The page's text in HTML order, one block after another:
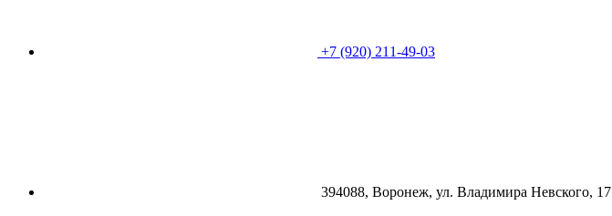
+7 (920) 211-49-03
394088, Воронеж, ул. Владимира Невского, 17